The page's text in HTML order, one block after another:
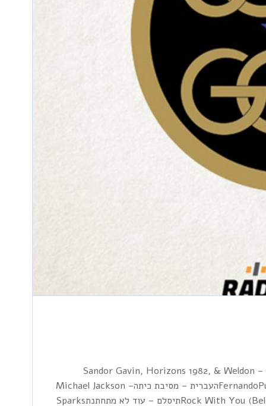
1 Sandor Gavin, Horizons 1982, &
FernandoPuppini Sisters – Heart of GlassTraveling Wilburys – Runawayהעברית – מסיבת כיתהMichael Jackson –
Rock With You (Belony Edits)De La Cream – Moves Like JaggerMuse – Starlightתיסלם – עוד לא מתחתנתSparks